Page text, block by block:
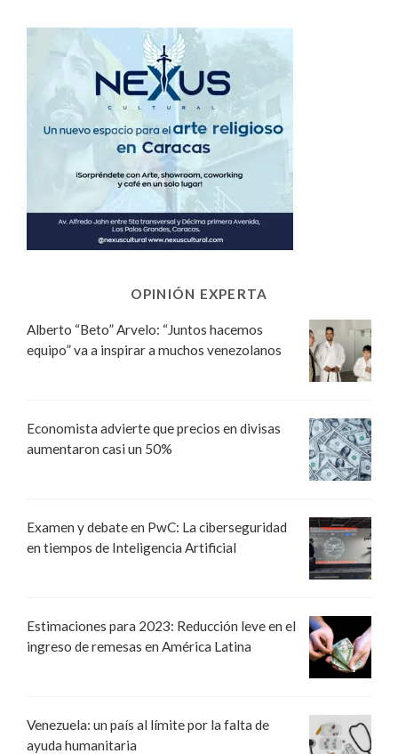
OPINIÓN EXPERTA
Alberto “Beto” Arvelo: “Juntos hacemos
equipo” va a inspirar a muchos venezolanos
Economista advierte que precios en divisas
aumentaron casi un 50%
Examen y debate en PwC: La ciberseguridad
en tiempos de Inteligencia Artificial
Estimaciones para 2023: Reducción leve en el
ingreso de remesas en América Latina
Venezuela: un país al límite por la falta de
ayuda humanitaria